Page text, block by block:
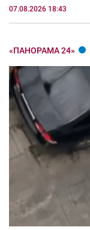
07.08.2026 18:43
«ПАНОРАМА 24»